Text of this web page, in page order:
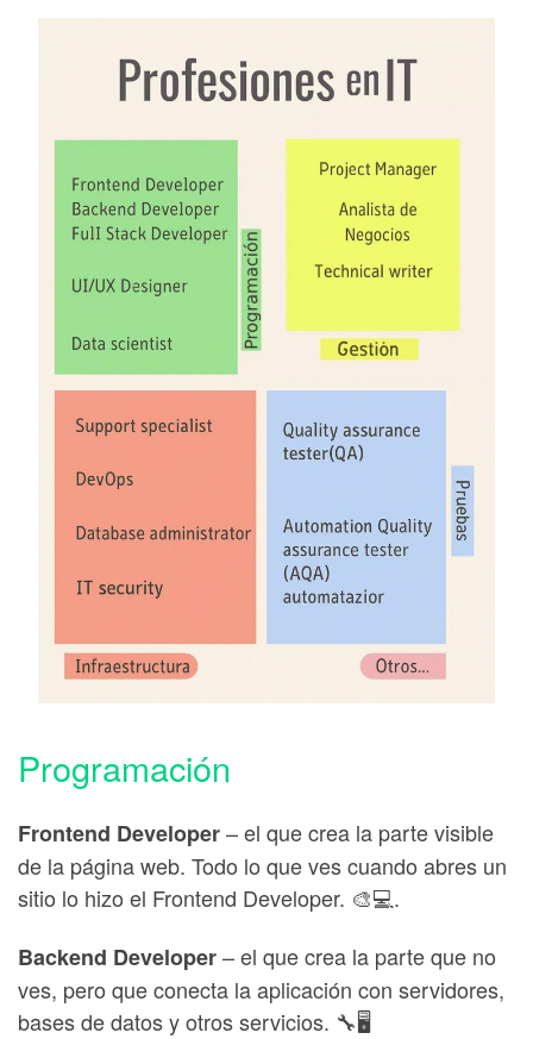
Programación
Frontend Developer– el que crea la parte visible
de la página web. Todo lo que ves cuando abres un
sitio lo hizo el Frontend Developer. 🎨💻.
Backend Developer– el que crea la parte que no
ves, pero que conecta la aplicación con servidores,
bases de datos y otros servicios. 🔧🖥️